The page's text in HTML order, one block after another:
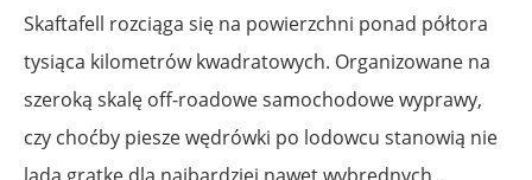
Skaftafell rozciąga się na powierzchni ponad półtora
tysiąca kilometrów kwadratowych. Organizowane na
szeroką skalę off-roadowe samochodowe wyprawy,
czy choćby piesze wędrówki po lodowcu stanowią nie